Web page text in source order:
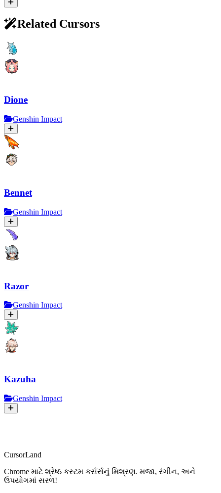
Related Cursors
Dione
Genshin Impact
Bennet
Genshin Impact
Razor
Genshin Impact
Kazuha
Genshin Impact
CursorLand
Chrome માટે શ્રેષ્ઠ કસ્ટમ કર્સર્સનું મિશ્રણ. મજા, રંગીન, અને
ઉપયોગમાં સરળ!